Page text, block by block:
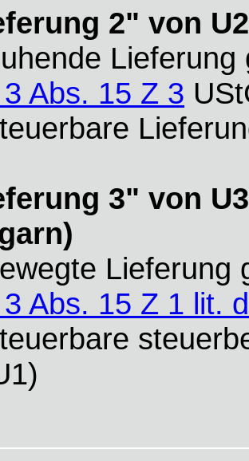
2" von
Abs. 15 Z 3
3" von
Lieferung
Abs. 15 Z 1 lit. d